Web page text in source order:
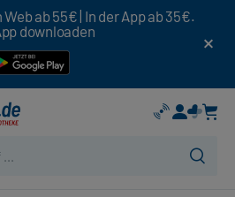
ab 55€ | In der App ab 35€.
downloaden